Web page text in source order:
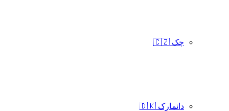
چک 🇨🇿
دانمارک 🇩🇰